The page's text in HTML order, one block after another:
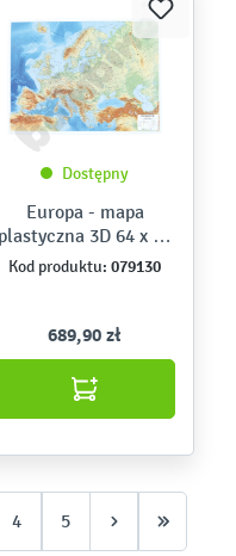
Dostępny
Europa - mapa
plastyczna 3D 64 x 92
cm
Kod produktu: 079130
689,90 zł
4 5